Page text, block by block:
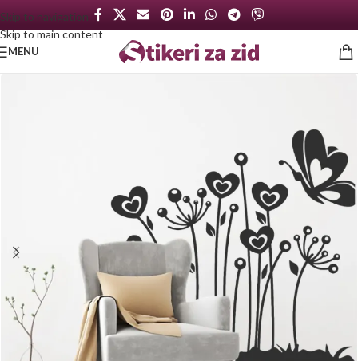
Skip to navigation
Skip to main content
MENU